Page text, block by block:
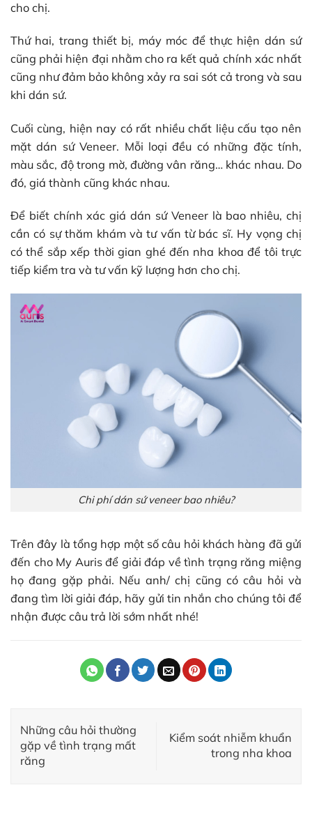
cho chị.
Thứ hai, trang thiết bị, máy móc để thực hiện dán sứ
cũng phải hiện đại nhằm cho ra kết quả chính xác nhất
cũng như đảm bảo không xảy ra sai sót cả trong và sau
khi dán sứ.
Cuối cùng, hiện nay có rất nhiều chất liệu cấu tạo nên
mặt dán sứ Veneer. Mỗi loại đều có những đặc tính,
màu sắc, độ trong mờ, đường vân răng… khác nhau. Do
đó, giá thành cũng khác nhau.
Để biết chính xác giá dán sứ Veneer là bao nhiêu, chị
cần có sự thăm khám và tư vấn từ bác sĩ. Hy vọng chị
có thể sắp xếp thời gian ghé đến nha khoa để tôi trực
tiếp kiểm tra và tư vấn kỹ lượng hơn cho chị.
Chi phí dán sứ veneer bao nhiêu?
Trên đây là tổng hợp một số câu hỏi khách hàng đã gửi
đến cho My Auris để giải đáp về tình trạng răng miệng
họ đang gặp phải. Nếu anh/ chị cũng có câu hỏi và
đang tìm lời giải đáp, hãy gửi tin nhắn cho chúng tôi để
nhận được câu trả lời sớm nhất nhé!
Những câu hỏi thường
gặp về tình trạng mất
răng
Kiểm soát nhiễm khuẩn
trong nha khoa